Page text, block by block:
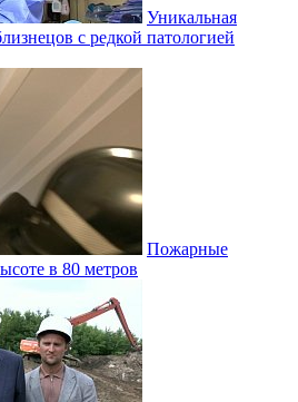
Уникальная
с редкой патологией
Пожарные
в 80 метров